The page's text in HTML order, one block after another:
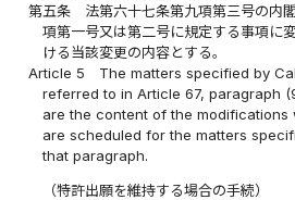
第五条
法第六十七条第九項第三号の内
項第一号又は第二号に規定する事項に
ける当該変更の内容とする。
Article 5
The matters specified by
referred to in Article 67, paragraph
are the content of the modifications
are scheduled for the matters
that paragraph.
（特許出願を維持する場合の手続）